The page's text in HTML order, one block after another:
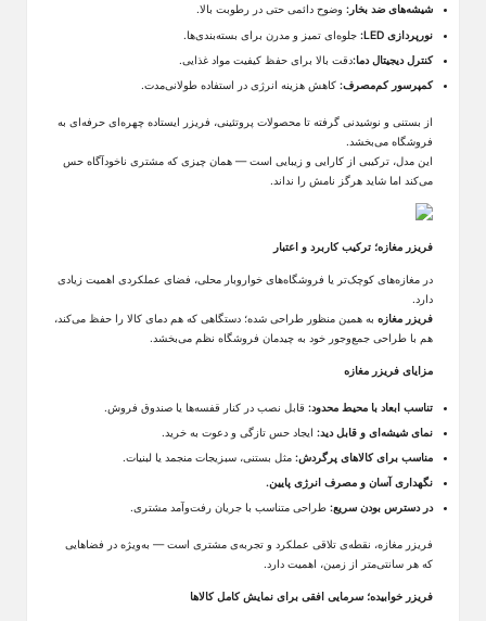
شیشه‌های ضد بخار: وضوح دائمی حتی در رطوبت بالا.
نورپردازی
: جلوه‌ای تمیز و مدرن برای بسته‌بندی‌ها.
کنترل دیجیتال دما:دقت بالا برای حفظ کیفیت مواد غذایی.
کمپرسور کم‌مصرف: کاهش هزینه انرژی در استفاده طولانی‌مدت.
از بستنی و نوشیدنی گرفته تا محصولات پروتئینی، فریزر ایستاده چهره‌ای حرفه‌ای به
فروشگاه می‌بخشد.
این مدل، ترکیبی از کارایی و زیبایی است— همان چیزی که مشتری ناخودآگاه حس
می‌کند اما شاید هرگز نامش را نداند .
فریزر مغازه؛ ترکیب کاربرد و اعتبار
در مغازه‌های کوچک‌تر یا فروشگاه‌های خواروبار محلی، فضای عملکردی اهمیت زیادی
دارد.
فریزر مغازه به همین منظور طراحی شده؛ دستگاهی که هم دمای کالا را حفظ می‌کند،
هم با طراحی جمع‌وجور خود به چیدمان فروشگاه نظم می‌بخشد .
مزایای فریزر مغازه
تناسب ابعاد با محیط محدود: قابل نصب در کنار قفسه‌ها یا صندوق فروش.
نمای شیشه‌ای و قابل دید: ایجاد حس تازگی و دعوت به خرید .
مناسب برای کالاهای پرگردش: مثل بستنی، سبزیجات منجمد یا لبنیات.
نگهداری آسان و مصرف انرژی پایین.
در دسترس بودن سریع: طراحی متناسب با جریان رفت‌وآمد مشتری.
فریزر مغازه، نقطه‌ی تلاقی عملکرد و تجربه‌ی مشتری است— به‌ویژه در فضاهایی
که هر سانتی‌متر از زمین، اهمیت دارد .
فریزر خوابیده؛ سرمایی افقی برای نمایش کامل کالاها